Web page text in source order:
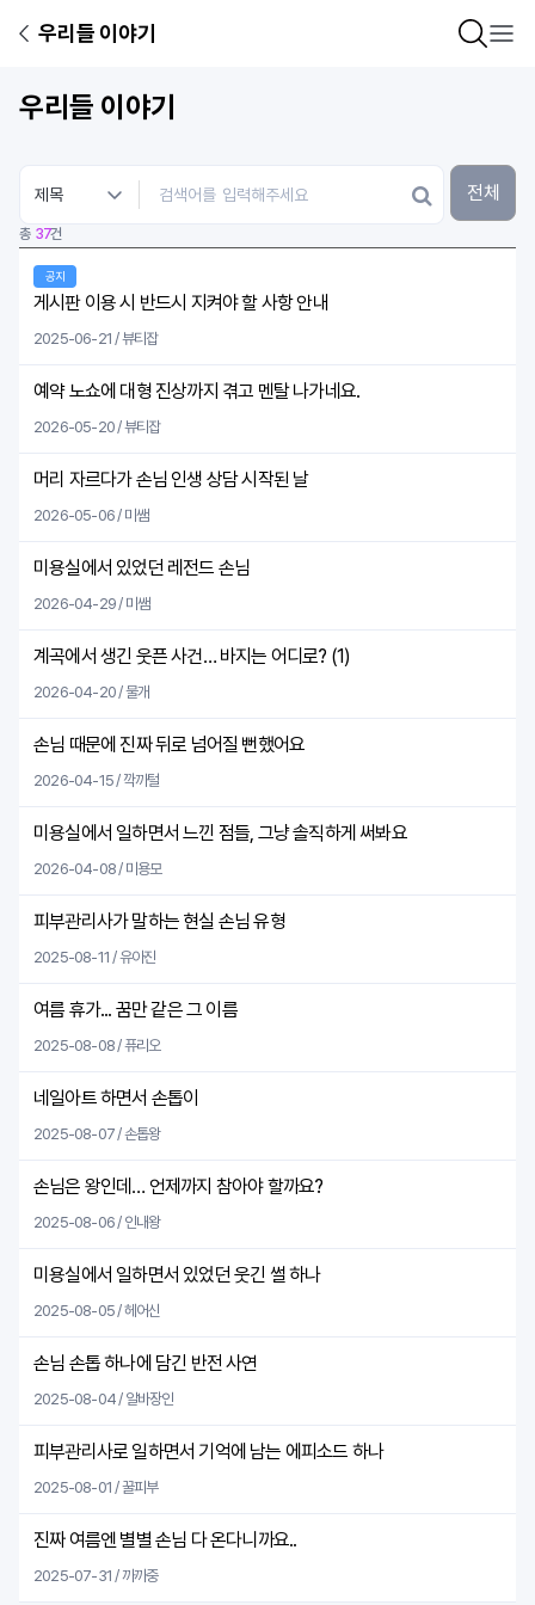
우리들 이야기
우리들 이야기
총 37건
전체
공지
게시판 이용 시 반드시 지켜야 할 사항 안내
2025-06-21 / 뷰티잡
예약 노쇼에 대형 진상까지 겪고 멘탈 나가네요.
2026-05-20 / 뷰티잡
머리 자르다가 손님 인생 상담 시작된 날
2026-05-06 / 미쌤
미용실에서 있었던 레전드 손님
2026-04-29 / 미쌤
계곡에서 생긴 웃픈 사건… 바지는 어디로? (1)
2026-04-20 / 물개
손님 때문에 진짜 뒤로 넘어질 뻔했어요
2026-04-15 / 깍까털
미용실에서 일하면서 느낀 점들, 그냥 솔직하게 써봐요
2026-04-08 / 미용모
피부관리사가 말하는 현실 손님 유형
2025-08-11 / 유아진
여름 휴가... 꿈만 같은 그 이름
2025-08-08 / 퓨리오
네일아트 하면서 손톱이
2025-08-07 / 손톱왕
손님은 왕인데… 언제까지 참아야 할까요?
2025-08-06 / 인내왕
미용실에서 일하면서 있었던 웃긴 썰 하나
2025-08-05 / 헤어신
손님 손톱 하나에 담긴 반전 사연
2025-08-04 / 알바장인
피부관리사로 일하면서 기억에 남는 에피소드 하나
2025-08-01 / 꿀피부
진짜 여름엔 별별 손님 다 온다니까요..
2025-07-31 / 까까중